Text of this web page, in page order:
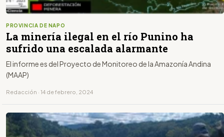
PROVINCIA DE NAPO
La minería ilegal en el río Punino ha
sufrido una escalada alarmante
El informe es del Proyecto de Monitoreo de la Amazonía Andina
(MAAP)
Redacción · 14 de febrero, 2024